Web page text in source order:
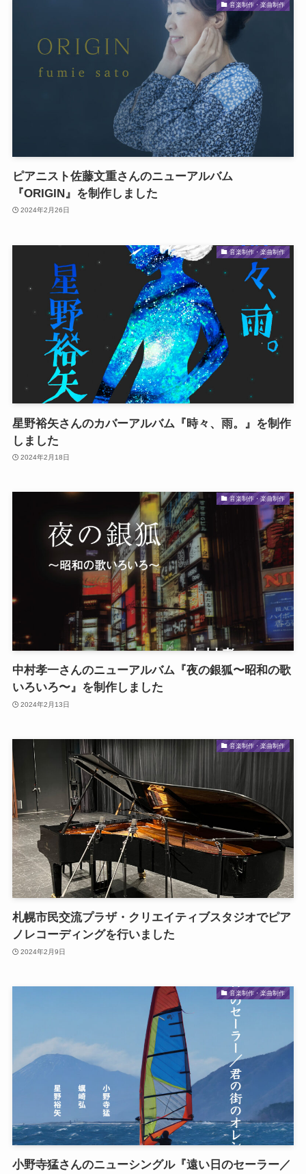
音楽制作・楽曲制作
ピアニスト佐藤文重さんのニューアルバム
『ORIGIN』を制作しました
2024年2月26日
音楽制作・楽曲制作
星野裕矢さんのカバーアルバム『時々、雨。』を制作
しました
2024年2月18日
音楽制作・楽曲制作
中村孝一さんのニューアルバム『夜の銀狐〜昭和の歌
いろいろ〜』を制作しました
2024年2月13日
音楽制作・楽曲制作
札幌市民交流プラザ・クリエイティブスタジオでピア
ノレコーディングを行いました
2024年2月9日
音楽制作・楽曲制作
小野寺猛さんのニューシングル『遠い日のセーラー／